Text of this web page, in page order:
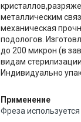
металлическим
механическая
подологов.
до 200 микрон (в
видам
Индивидуально
Применение
Фреза